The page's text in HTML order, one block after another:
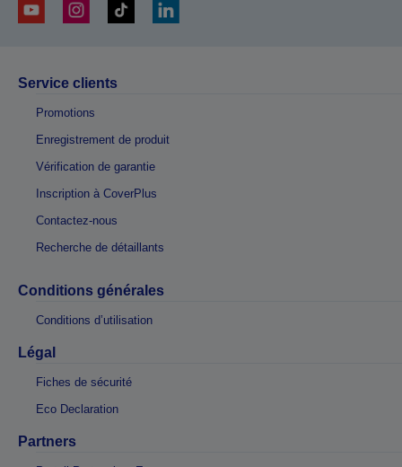
Service clients
Promotions
Enregistrement de produit
Vérification de garantie
Inscription à CoverPlus
Contactez-nous
Recherche de détaillants
Conditions générales
Conditions d’utilisation
Légal
Fiches de sécurité
Eco Declaration
Partners